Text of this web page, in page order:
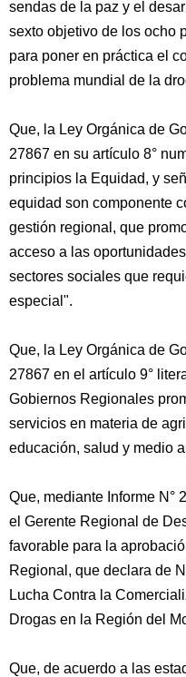
sendas de la paz y el
sexto objetivo de los ocho
para poner en práctica el
problema mundial de la
Que, la Ley Orgánica de
27867 en su artículo 8°
principios la Equidad, y
equidad son componente
gestión regional, que
acceso a las
sectores sociales que
especial".
Que, la Ley Orgánica de
27867 en el artículo 9°
Gobiernos Regionales
servicios en materia de
educación, salud y medio
Que, mediante Informe N°
el Gerente Regional de
favorable para la
Regional, que declara de
Lucha Contra la
Drogas en la Región del
Que, de acuerdo a las